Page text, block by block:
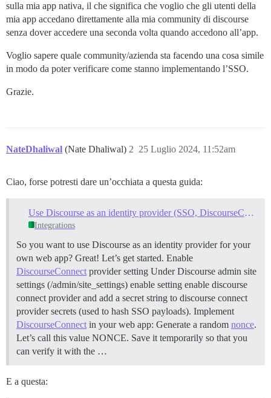
sulla mia app nativa, il che significa che voglio che gli utenti della
mia app accedano direttamente alla mia community di discourse
senza dover accedere una seconda volta quando accedono all’app.
Voglio sapere quale community/azienda sta facendo una cosa simile
in modo da poter verificare come stanno implementando l’SSO.
Grazie.
NateDhaliwal (Nate Dhaliwal) 25 Luglio 2024, 11:52am
2
Ciao, forse potresti dare un’occhiata a questa guida:
Use Discourse as an identity provider (SSO, DiscourseConnect)
Integrations
So you want to use Discourse as an identity provider for your
own web app? Great! Let’s get started. Enable
DiscourseConnect provider setting Under Discourse admin site
settings (/admin/site_settings) enable setting enable discourse
connect provider and add a secret string to discourse connect
provider secrets (used to hash SSO payloads). Implement
DiscourseConnect in your web app: Generate a random nonce.
Let’s call this value NONCE. Save it temporarily so that you
can verify it with the …
E a questa: